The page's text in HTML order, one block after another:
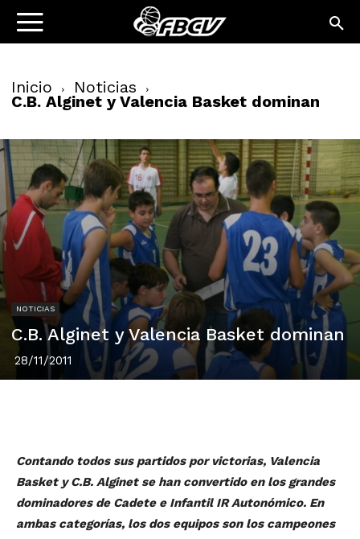
Inicio Noticias
C.B. Alginet y Valencia Basket dominan
NOTICIAS
C.B. Alginet y Valencia Basket dominan
28/11/2011
Contando todos sus partidos por victorias, Valencia
Basket y C.B. Alginet se han convertido en los grandes
dominadores de Cadete e Infantil IR Autonómico. En
ambas categorías, los dos equipos son los campeones